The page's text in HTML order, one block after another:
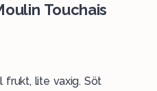
Touchais
frukt, lite vaxig. Söt